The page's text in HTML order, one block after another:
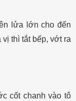
lửa lớn cho đến
thì tắt bếp, vớt ra
cốt chanh vào tô